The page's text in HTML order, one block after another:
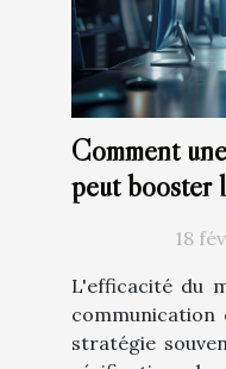
Comment
peut booster
18
L'efficacité du
stratégie